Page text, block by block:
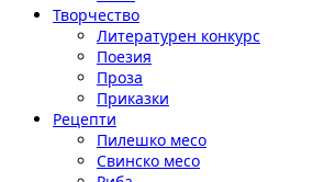
Творчество
Литературен конкурс
Поезия
Проза
Приказки
Рецепти
Пилешко месо
Свинско месо